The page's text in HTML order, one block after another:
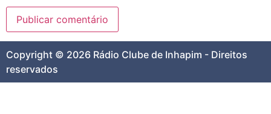
Copyright © 2026 Rádio Clube de Inhapim - Direitos
reservados